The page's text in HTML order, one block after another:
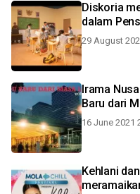
Diskoria
dalam
29 August
Irama
Baru dari
16 June 2021
Kehlani